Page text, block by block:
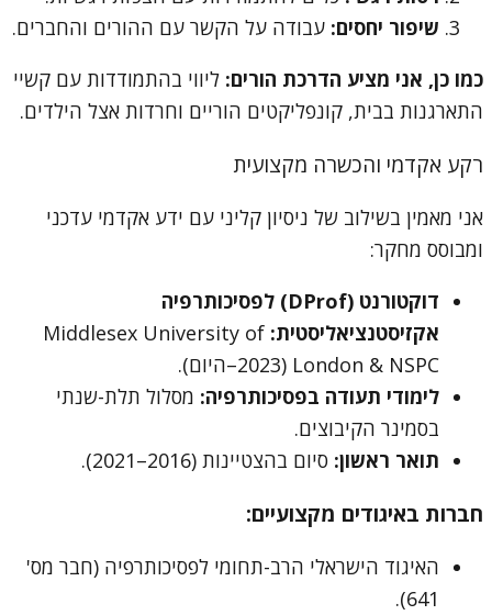
שיפור יחסים: עבודה על הקשר עם ההורים והחברים.
כמו כן, אני מציע הדרכת הורים: ליווי בהתמודדות עם קשיי
התארגנות בבית, קונפליקטים הוריים וחרדות אצל הילדים.
רקע אקדמי והכשרה מקצועית
אני מאמין בשילוב של ניסיון קליני עם ידע אקדמי עדכני
ומבוסס מחקר:
דוקטורנט (DProf) לפסיכותרפיה
אקזיסטנציאליסטית: Middlesex University of
London & NSPC (2023–היום).
לימודי תעודה בפסיכותרפיה: מסלול תלת-שנתי
בסמינר הקיבוצים.
תואר ראשון: סיום בהצטיינות (2016–2021).
חברות באיגודים מקצועיים:
האיגוד הישראלי הרב-תחומי לפסיכותרפיה (חבר מס'
641).